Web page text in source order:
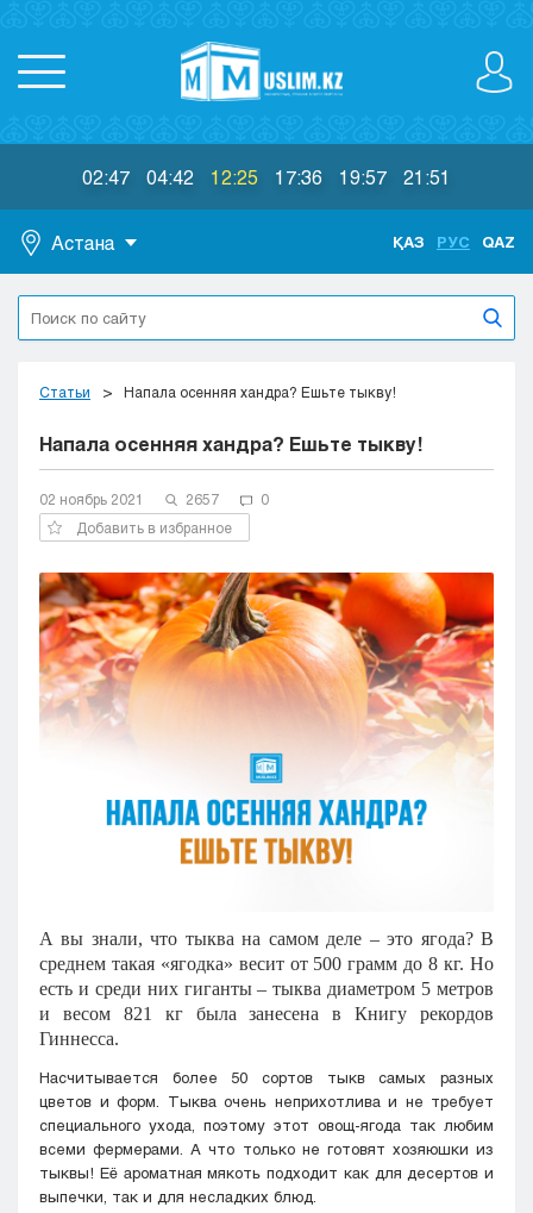
02:47 04:42 12:25 17:36 19:57 21:51
Астана
Астана
Алматы
Актобе
Жезказган
Караганда
Кокшетау
Костанай
Павлодар
Петропавловск
Семей
Талдыкорган
Тараз
Туркестан
Шымкент
ҚАЗ РУС QAZ
Статьи Напала осенняя хандра? Ешьте тыкву!
Напала осенняя хандра? Ешьте тыкву!
02 ноябрь 2021 2657
0
Добавить в избранное
А вы знали, что тыква на самом деле – это ягода? В
среднем такая «ягодка» весит от 500 грамм до 8 кг. Но
есть и среди них гиганты – тыква диаметром 5 метров
и весом 821 кг была занесена в Книгу рекордов
Гиннесса.
Насчитывается более 50 сортов тыкв самых разных
цветов и форм. Тыква очень неприхотлива и не требует
специального ухода, поэтому этот овощ-ягода так любим
всеми фермерами. А что только не готовят хозяюшки из
тыквы! Её ароматная мякоть подходит как для десертов и
выпечки, так и для несладких блюд.